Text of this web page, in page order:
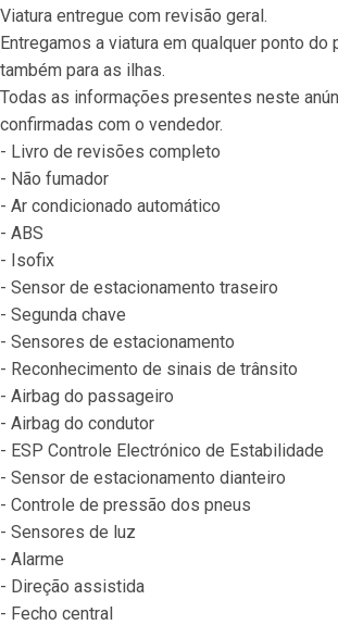
Viatura entregue com revisão geral.
Entregamos a viatura em qualquer ponto do
também para as ilhas.
Todas as informações presentes neste
confirmadas com o vendedor.
- Livro de revisões completo
- Não fumador
- Ar condicionado automático
- ABS
- Isofix
- Sensor de estacionamento traseiro
- Segunda chave
- Sensores de estacionamento
- Reconhecimento de sinais de trânsito
- Airbag do passageiro
- Airbag do condutor
- ESP Controle Electrónico de Estabilidade
- Sensor de estacionamento dianteiro
- Controle de pressão dos pneus
- Sensores de luz
- Alarme
- Direção assistida
- Fecho central